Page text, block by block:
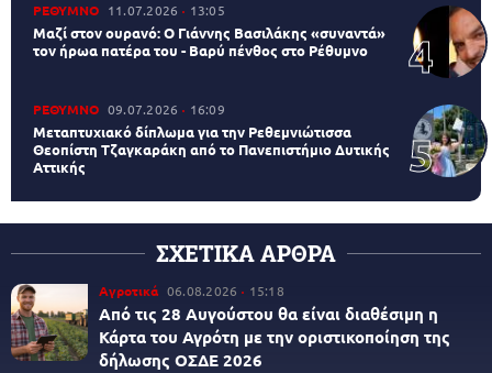
ΡΕΘΥΜΝΟ 11.07.2026 13:05
Μαζί στον ουρανό: Ο Γιάννης Βασιλάκης «συναντά»
τον ήρωα πατέρα του - Βαρύ πένθος στο Ρέθυμνο
ΡΕΘΥΜΝΟ 09.07.2026 16:09
Μεταπτυχιακό δίπλωμα για την Ρεθεμνιώτισσα
Θεοπίστη Τζαγκαράκη από το Πανεπιστήμιο Δυτικής
Αττικής
ΣΧΕΤΙΚΑ ΑΡΘΡΑ
Αγροτικά 06.08.2026 15:18
Από τις 28 Αυγούστου θα είναι διαθέσιμη η
Κάρτα του Αγρότη με την οριστικοποίηση της
δήλωσης ΟΣΔΕ 2026